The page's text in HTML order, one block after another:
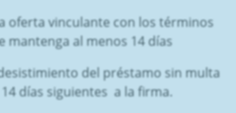
vinculante con los términos
mantenga al menos 14 días
del préstamo sin multa
días siguientes a la firma.